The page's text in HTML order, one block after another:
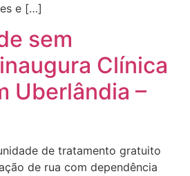
e […]
sem
Clínica
Uberlândia –
de tratamento gratuito
de rua com dependência